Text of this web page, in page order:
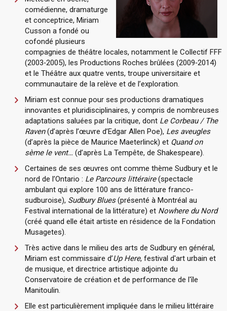
comédienne, dramaturge
et conceptrice, Miriam
Cusson a fondé ou
cofondé plusieurs
compagnies de théâtre locales, notamment le Collectif FFF
(2003‐2005), les Productions Roches brûlées (2009‐2014)
et le Théâtre aux quatre vents, troupe universitaire et
communautaire de la relève et de l’exploration.
Miriam est connue pour ses productions dramatiques
innovantes et pluridisciplinaires, y compris de nombreuses
adaptations saluées par la critique, dont Le Corbeau / The
Raven(d’après l’œuvre d’Edgar Allen Poe), Les aveugles
(d’après la pièce de Maurice Maeterlinck) et Quand on
sème le vent… (d’après La Tempête, de Shakespeare).
Certaines de ses œuvres ont comme thème Sudbury et le
nord de l’Ontario : Le Parcours littéraire(spectacle
ambulant qui explore 100 ans de littérature franco-
sudburoise), Sudbury Blues(présenté à Montréal au
Festival international de la littérature) et Nowhere du Nord
(créé quand elle était artiste en résidence de la Fondation
Musagetes).
Très active dans le milieu des arts de Sudbury en général,
Miriam est commissaire d’Up Here, festival d'art urbain et
de musique, et directrice artistique adjointe du
Conservatoire de création et de performance de l'île
Manitoulin.
Elle est particulièrement impliquée dans le milieu littéraire